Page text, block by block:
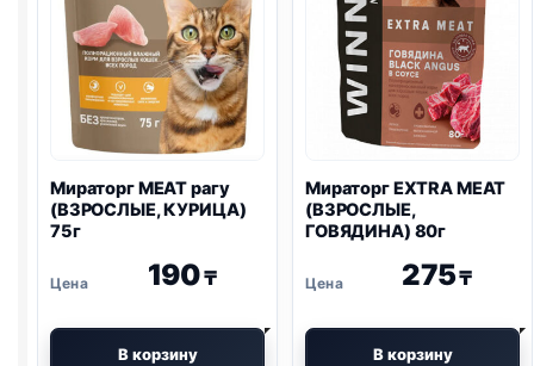
Мираторг MEAT рагу
(ВЗРОСЛЫЕ, КУРИЦА)
75г
190₸
В корзину
Мираторг EXTRA MEAT
(ВЗРОСЛЫЕ,
ГОВЯДИНА) 80г
275₸
В корзину